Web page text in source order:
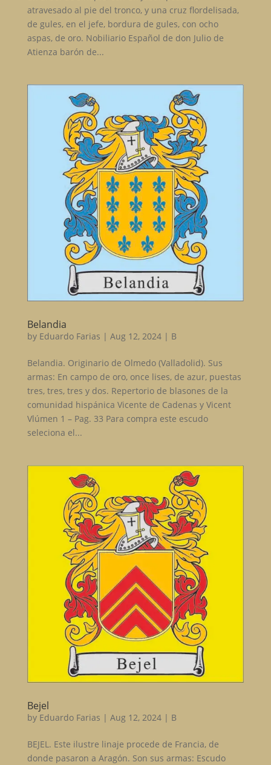
atravesado al pie del tronco, y una cruz flordelisada,
de gules, en el jefe, bordura de gules, con ocho
aspas, de oro. Nobiliario Español de don Julio de
Atienza barón de...
Belandia
by Eduardo Farias | Aug 12, 2024| B
Belandia. Originario de Olmedo (Valladolid). Sus
armas: En campo de oro, once lises, de azur, puestas
tres, tres, tres y dos. Repertorio de blasones de la
comunidad hispánica Vicente de Cadenas y Vicent
Vlúmen 1 – Pag. 33 Para compra este escudo
seleciona el...
Bejel
by Eduardo Farias | Aug 12, 2024| B
BEJEL. Este ilustre linaje procede de Francia, de
donde pasaron a Aragón. Son sus armas: Escudo